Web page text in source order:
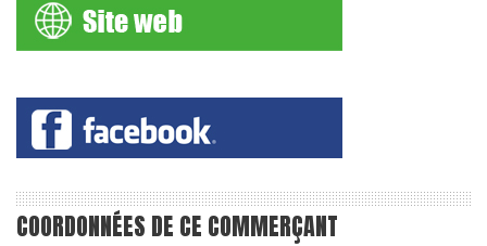
COORDONNÉES DE CE COMMERÇANT